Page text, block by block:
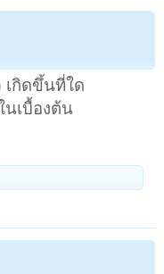
เกิดขึ้นที่ใด
นเบื้องต้น